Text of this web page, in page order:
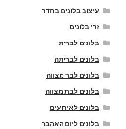
עיצוב בלונים בחדר
זרי בלונים
בלונים לברית
בלונים לבריתה
בלונים לבר מצווה
בלונים לבת מצווה
בלונים לאירועים
בלונים ליום האהבה